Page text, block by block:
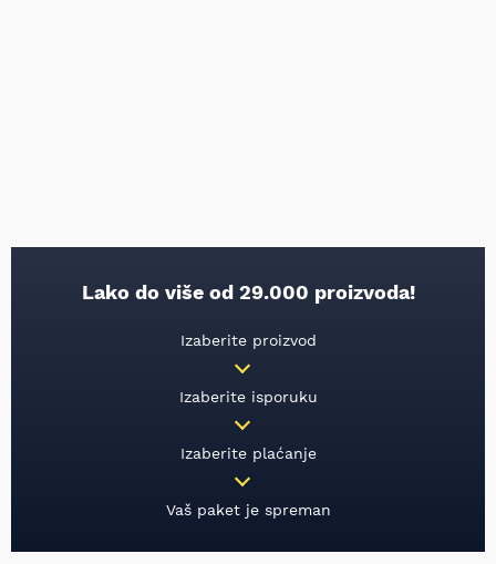
Lako do više od 29.000 proizvoda!
Izaberite proizvod
Izaberite isporuku
Izaberite plaćanje
Vaš paket je spreman